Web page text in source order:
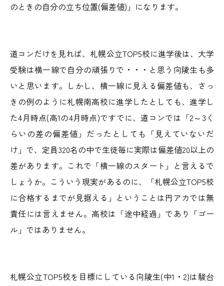
のときの自分の立ち位置(偏差値)」になります。
道コンだけを見れば、札幌公立TOP5校に進学後は、大学
受験は横一線で自分の頑張りで・・・と思う向陵生も多
いと思います。しかし、横一線に見える偏差値も、さっ
きの例のように札幌南高校に進学したとしても、進学し
た4月時点(高1の4月時点)ですでに、道コンでは「2～3く
らいの差の偏差値」だったとしても「見えていないだ
け」で、定員320名の中で生徒毎に実際は偏差値20以上の
差があります。これで「横一線のスタート」と言えるで
しょうか。こういう現実があるのに、「札幌公立TOP5校
に合格するまでが見据える」ということは円アカでは無
責任には言えません。高校は「途中経過」であり「ゴー
ル」ではありません。
札幌公立TOP5校を目標にしている向陵生(中1・2)は駿台